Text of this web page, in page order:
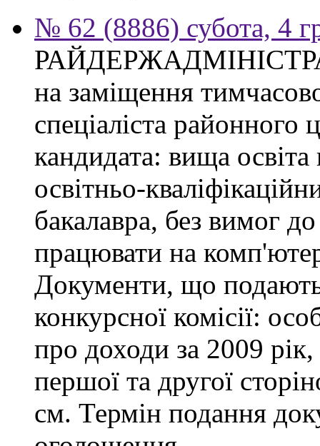
№ 62 (8886) субота, 4
на заміщення
спеціаліста
кандидата: вища
освітньо-
бакалавра, без вимог
працювати на
Документи, що
конкурсної комісії:
про доходи за 2009 рік,
першої та другої
см. Термін подання